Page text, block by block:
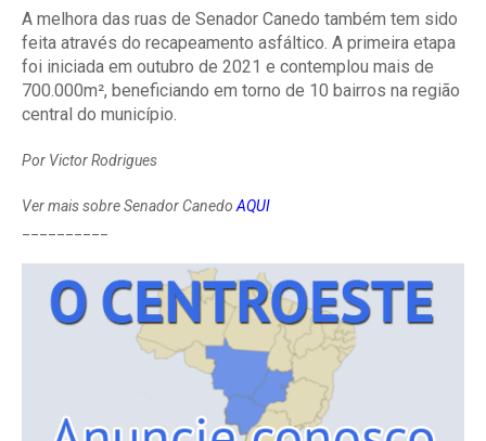
A melhora das ruas de Senador Canedo também tem sido
feita através do recapeamento asfáltico. A primeira etapa
foi iniciada em outubro de 2021 e contemplou mais de
700.000m², beneficiando em torno de 10 bairros na região
central do município.
Por Victor Rodrigues
Ver mais sobre Senador Canedo AQUI